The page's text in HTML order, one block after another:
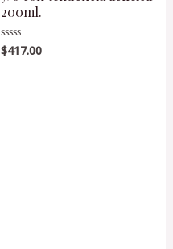
200ml.
Valorado
en
$417.00